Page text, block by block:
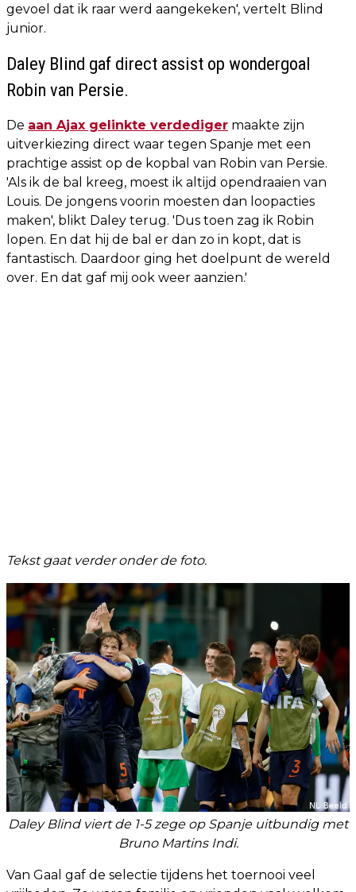
gevoel dat ik raar werd aangekeken', vertelt Blind
junior.
Daley Blind gaf direct assist op wondergoal
Robin van Persie.
De aan Ajax gelinkte verdediger maakte zijn
uitverkiezing direct waar tegen Spanje met een
prachtige assist op de kopbal van Robin van Persie.
'Als ik de bal kreeg, moest ik altijd opendraaien van
Louis. De jongens voorin moesten dan loopacties
maken', blikt Daley terug. 'Dus toen zag ik Robin
lopen. En dat hij de bal er dan zo in kopt, dat is
fantastisch. Daardoor ging het doelpunt de wereld
over. En dat gaf mij ook weer aanzien.'
Tekst gaat verder onder de foto.
Daley Blind viert de 1-5 zege op Spanje uitbundig met
Bruno Martins Indi.
Van Gaal gaf de selectie tijdens het toernooi veel